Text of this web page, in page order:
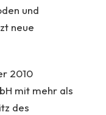
und
neue
2010
mit mehr als
des